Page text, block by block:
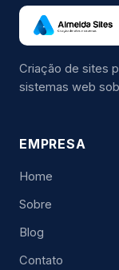
Criação de sites
sistemas web
EMPRESA
Home
Sobre
Blog
Contato